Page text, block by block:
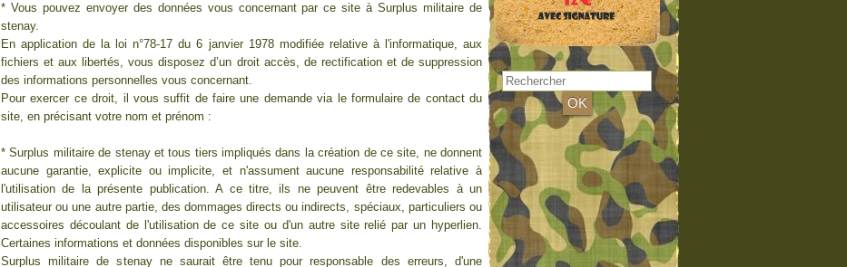
* Vous pouvez envoyer des données vous concernant par ce site à Surplus militaire de
stenay.
En application de la loi n°78-17 du 6 janvier 1978 modifiée relative à l'informatique, aux
fichiers et aux libertés, vous disposez d’un droit accès, de rectification et de suppression
des informations personnelles vous concernant.
Pour exercer ce droit, il vous suffit de faire une demande via le formulaire de contact du
site, en précisant votre nom et prénom :
* Surplus militaire de stenay et tous tiers impliqués dans la création de ce site, ne donnent
aucune garantie, explicite ou implicite, et n'assument aucune responsabilité relative à
l'utilisation de la présente publication. A ce titre, ils ne peuvent être redevables à un
utilisateur ou une autre partie, des dommages directs ou indirects, spéciaux, particuliers ou
accessoires découlant de l'utilisation de ce site ou d'un autre site relié par un hyperlien.
Certaines informations et données disponibles sur le site.
Surplus militaire de stenay ne saurait être tenu pour responsable des erreurs, d'une